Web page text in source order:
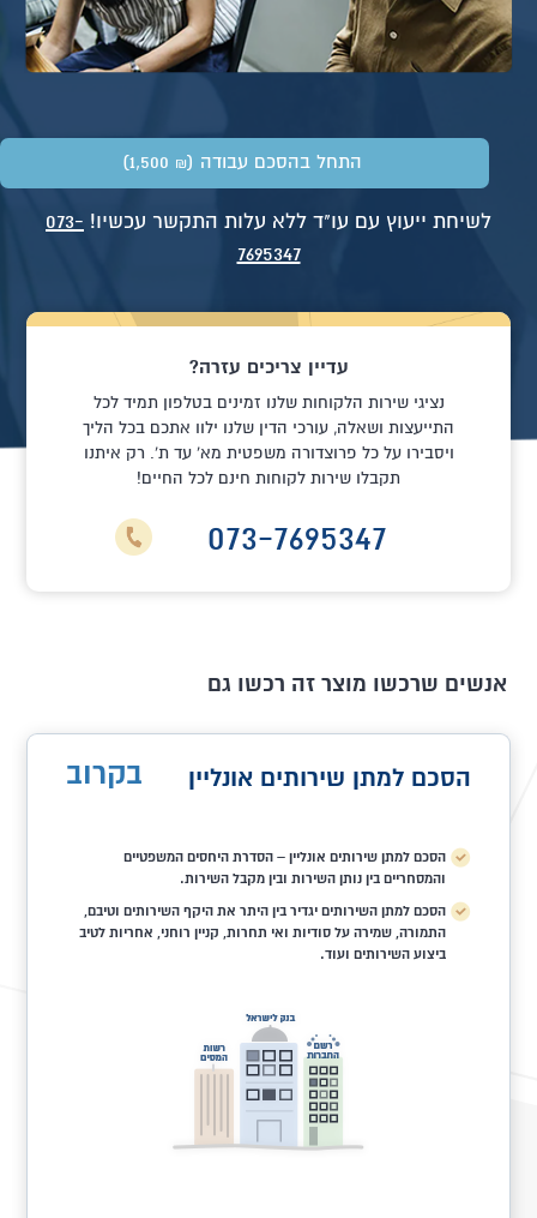
התחל בהסכם עבודה (1,500
₪
)
לשיחת ייעוץ עם עו"ד ללא עלות התקשר עכשיו! 073-
7695347
עדיין צריכים עזרה?
נציגי שירות הלקוחות שלנו זמינים בטלפון תמיד לכל
התייעצות ושאלה, עורכי הדין שלנו ילוו אתכם בכל הליך
ויסבירו על כל פרוצדורה משפטית מא' עד ת'. רק איתנו
תקבלו שירות לקוחות חינם לכל החיים!
073-7695347
אנשים שרכשו מוצר זה רכשו גם
בקרוב הסכם למתן שירותים אונליין
הסכם למתן שירותים אונליין – הסדרת היחסים המשפטיים
והמסחריים בין נותן השירות ובין מקבל השירות.
הסכם למתן השירותים יגדיר בין היתר את היקף השירותים וטיבם,
התמורה, שמירה על סודיות ואי תחרות, קניין רוחני, אחריות לטיב
ביצוע השירותים ועוד.